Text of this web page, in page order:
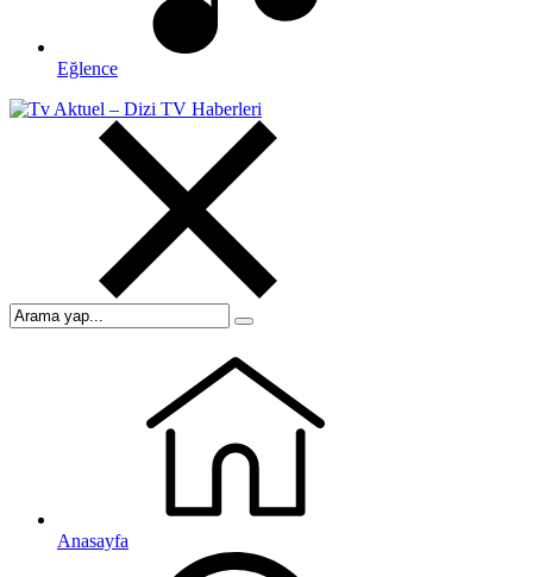
Eğlence
Anasayfa